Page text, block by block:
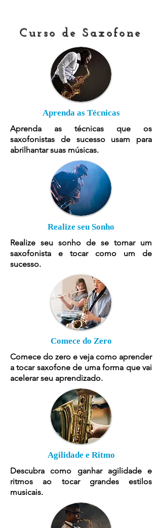
Curso de Saxofone
Aprenda as Técnicas
Aprenda as técnicas que os
saxofonistas de sucesso usam para
abrilhantar suas músicas.
Realize seu Sonho
Realize seu sonho de se tornar um
saxofonista e tocar como um de
sucesso.
Comece do Zero
Comece do zero e veja como aprender
a tocar saxofone de uma forma que vai
acelerar seu aprendizado.
Agilidade e Ritmo
Descubra como ganhar agilidade e
ritmos ao tocar grandes estilos
musicais.